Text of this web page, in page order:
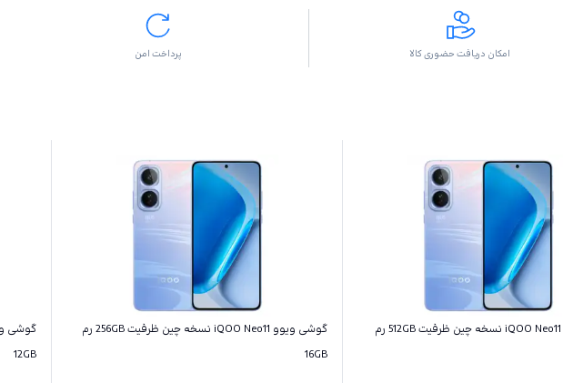
امکان دریافت حضوری کالا پرداخت امن
گوشی ویوو iQOO Neo11 نسخه چین ظرفیت 512GB رم
گوشی ویوو iQOO Neo11 نسخه چین ظرفیت 256GB رم
16GB
12GB